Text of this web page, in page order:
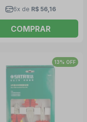
6x de R$ 56,16
COMPRAR
13% OFF